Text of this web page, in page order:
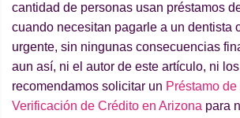
cantidad de personas usan préstamos
cuando necesitan pagarle a un dentista
urgente, sin ningunas consecuencias
aun así, ni el autor de este artículo, ni
recomendamos solicitar un Préstamo
Verificación de Crédito en Arizona para